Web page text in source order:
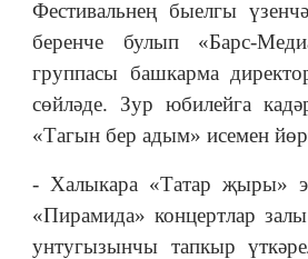
Фестивальнең быелгы
беренче булып «Барс-
группасы башкарма
сөйләде. Зур юбилейга
«Тагын бер адым» исемен
- Халыкара «Татар җыры»
«Пирамида» концертлар
унтугызынчы тапкыр